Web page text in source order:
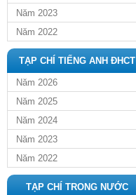
Năm 2023
Năm 2022
TẠP CHÍ TIẾNG ANH ĐHCT
Năm 2026
Năm 2025
Năm 2024
Năm 2023
Năm 2022
TẠP CHÍ TRONG NƯỚC